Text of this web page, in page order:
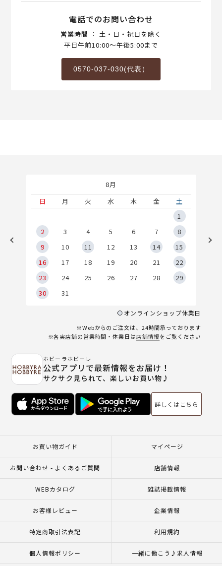
電話でのお問い合わせ
営業時間 ： 土・日・祝日を除く
平日午前10:00～午後5:00まで
0570-037-030(代表）
8月
日
月 火 水 木 金
土
1
2
3 4 5 6 7
8
9
10 11 12 13 14
15
16
17 18 19 20 21
22
23
24 25 26 27 28
29
30
31
オンラインショップ休業日
※Webからのご注文は、24時間承っております
※各実店舗の営業時間・休業日は店舗情報をご覧ください
ホビーラホビーレ
公式アプリで最新情報をお届け！
サクサク見られて、楽しいお買い物♪
詳しくはこちら
お買い物ガイド マイページ
お問い合わせ - よくあるご質問 店舗情報
WEBカタログ 雑誌掲載情報
お客様レビュー 企業情報
特定商取引法表記 利用規約
個人情報ポリシー 一緒に働こう♪求人情報